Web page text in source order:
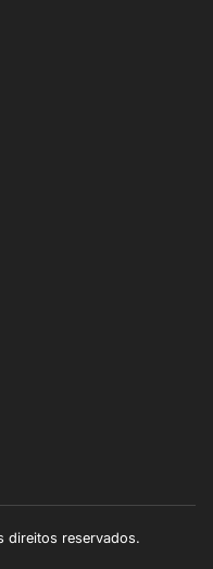
direitos reservados.